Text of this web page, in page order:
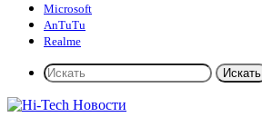
Microsoft
AnTuTu
Realme
Искать